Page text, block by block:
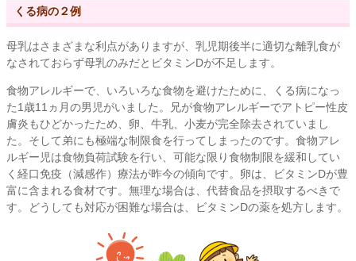
くる病の２例
母乳はさまざまな利点がありますが、乳児期後半に適切な離乳食が
なされておらず母乳のみだとビタミンDが不足します。
食物アレルギーで、いろいろな食物を避けたために、くる病になっ
た1歳11ヵ月の男児がいました。兄が食物アレルギーでアトピー性皮
膚炎もひどかったため、卵、牛乳、小麦が完全除去されていまし
た。そして弟にも極端な制限食を行ってしまったのです。食物アレ
ルギー児は食物負荷試験を行い、可能な限り食物制限を緩和してい
く経口免疫（減感作）療法が昨今の傾向です。卵は、ビタミンDが豊
富に含まれる食材です。無理な場合は、代替食品を摂取するべきで
す。どうしても対応が困難な場合は、ビタミンDの薬を処方します。